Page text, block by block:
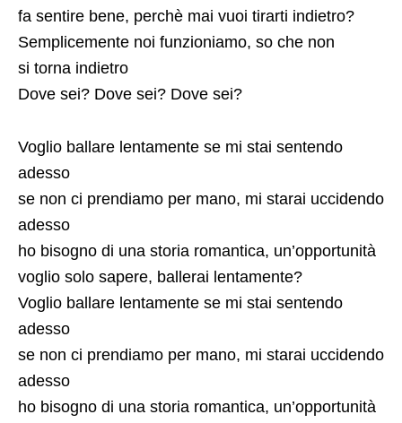
fa sentire bene, perchè mai vuoi tirarti indietro?
Semplicemente noi funzioniamo, so che non
si torna indietro
Dove sei? Dove sei? Dove sei?
Voglio ballare lentamente se mi stai sentendo
adesso
se non ci prendiamo per mano, mi starai uccidendo
adesso
ho bisogno di una storia romantica, un’opportunità
voglio solo sapere, ballerai lentamente?
Voglio ballare lentamente se mi stai sentendo
adesso
se non ci prendiamo per mano, mi starai uccidendo
adesso
ho bisogno di una storia romantica, un’opportunità